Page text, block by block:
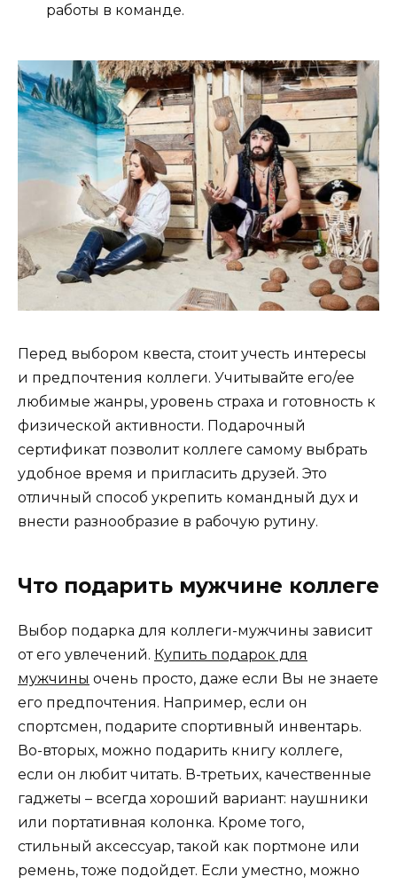
работы в команде.
Перед выбором квеста, стоит учесть интересы
и предпочтения коллеги. Учитывайте его/ее
любимые жанры, уровень страха и готовность к
физической активности. Подарочный
сертификат позволит коллеге самому выбрать
удобное время и пригласить друзей. Это
отличный способ укрепить командный дух и
внести разнообразие в рабочую рутину.
Что подарить мужчине коллеге
Выбор подарка для коллеги-мужчины зависит
от его увлечений. Купить подарок для
мужчины очень просто, даже если Вы не знаете
его предпочтения. Например, если он
спортсмен, подарите спортивный инвентарь.
Во-вторых, можно подарить книгу коллеге,
если он любит читать. В-третьих, качественные
гаджеты – всегда хороший вариант: наушники
или портативная колонка. Кроме того,
стильный аксессуар, такой как портмоне или
ремень, тоже подойдет. Если уместно, можно